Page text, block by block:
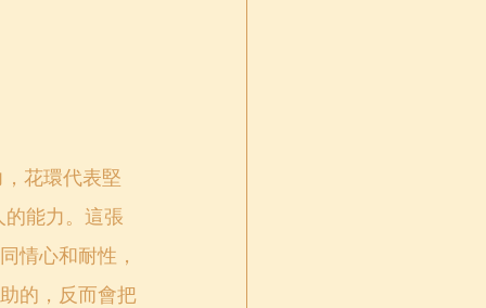
花環代表堅
能力。這張
情心和耐性，
的，反而會把